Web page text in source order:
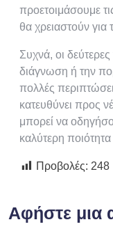
προετοιμάσουμε
θα χρειαστούν
Συχνά, οι
διάγνωση ή την
πολλές
κατευθύνει προς
μπορεί να
καλύτερη
Προβολές: 248
Αφήστε μια